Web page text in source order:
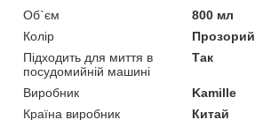
Об`єм
800 мл
Колір
Прозорий
Підходить для миття в
посудомийній машині
Так
Виробник
Kamille
Країна виробник
Китай